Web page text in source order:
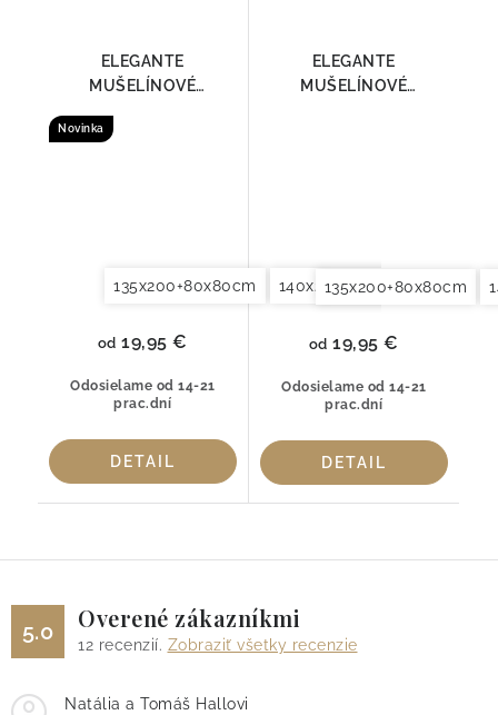
ELEGANTE
MUŠELÍNOVÉ
7095-09
Novinka
135x200+80x80cm 140x200+70x90cm
Odosielame od 14-21
prac.dní
od 19,95 €
DETAIL
ELEGANTE
MUŠELÍNOVÉ
135x200+80x80cm
Odosielame od 14-21
prac.dní
od 19,95 €
DETAIL
5.0 Overené zákazníkmi
12 recenzií. Zobraziť všetky recenzie
Natália a Tomáš Hallovi